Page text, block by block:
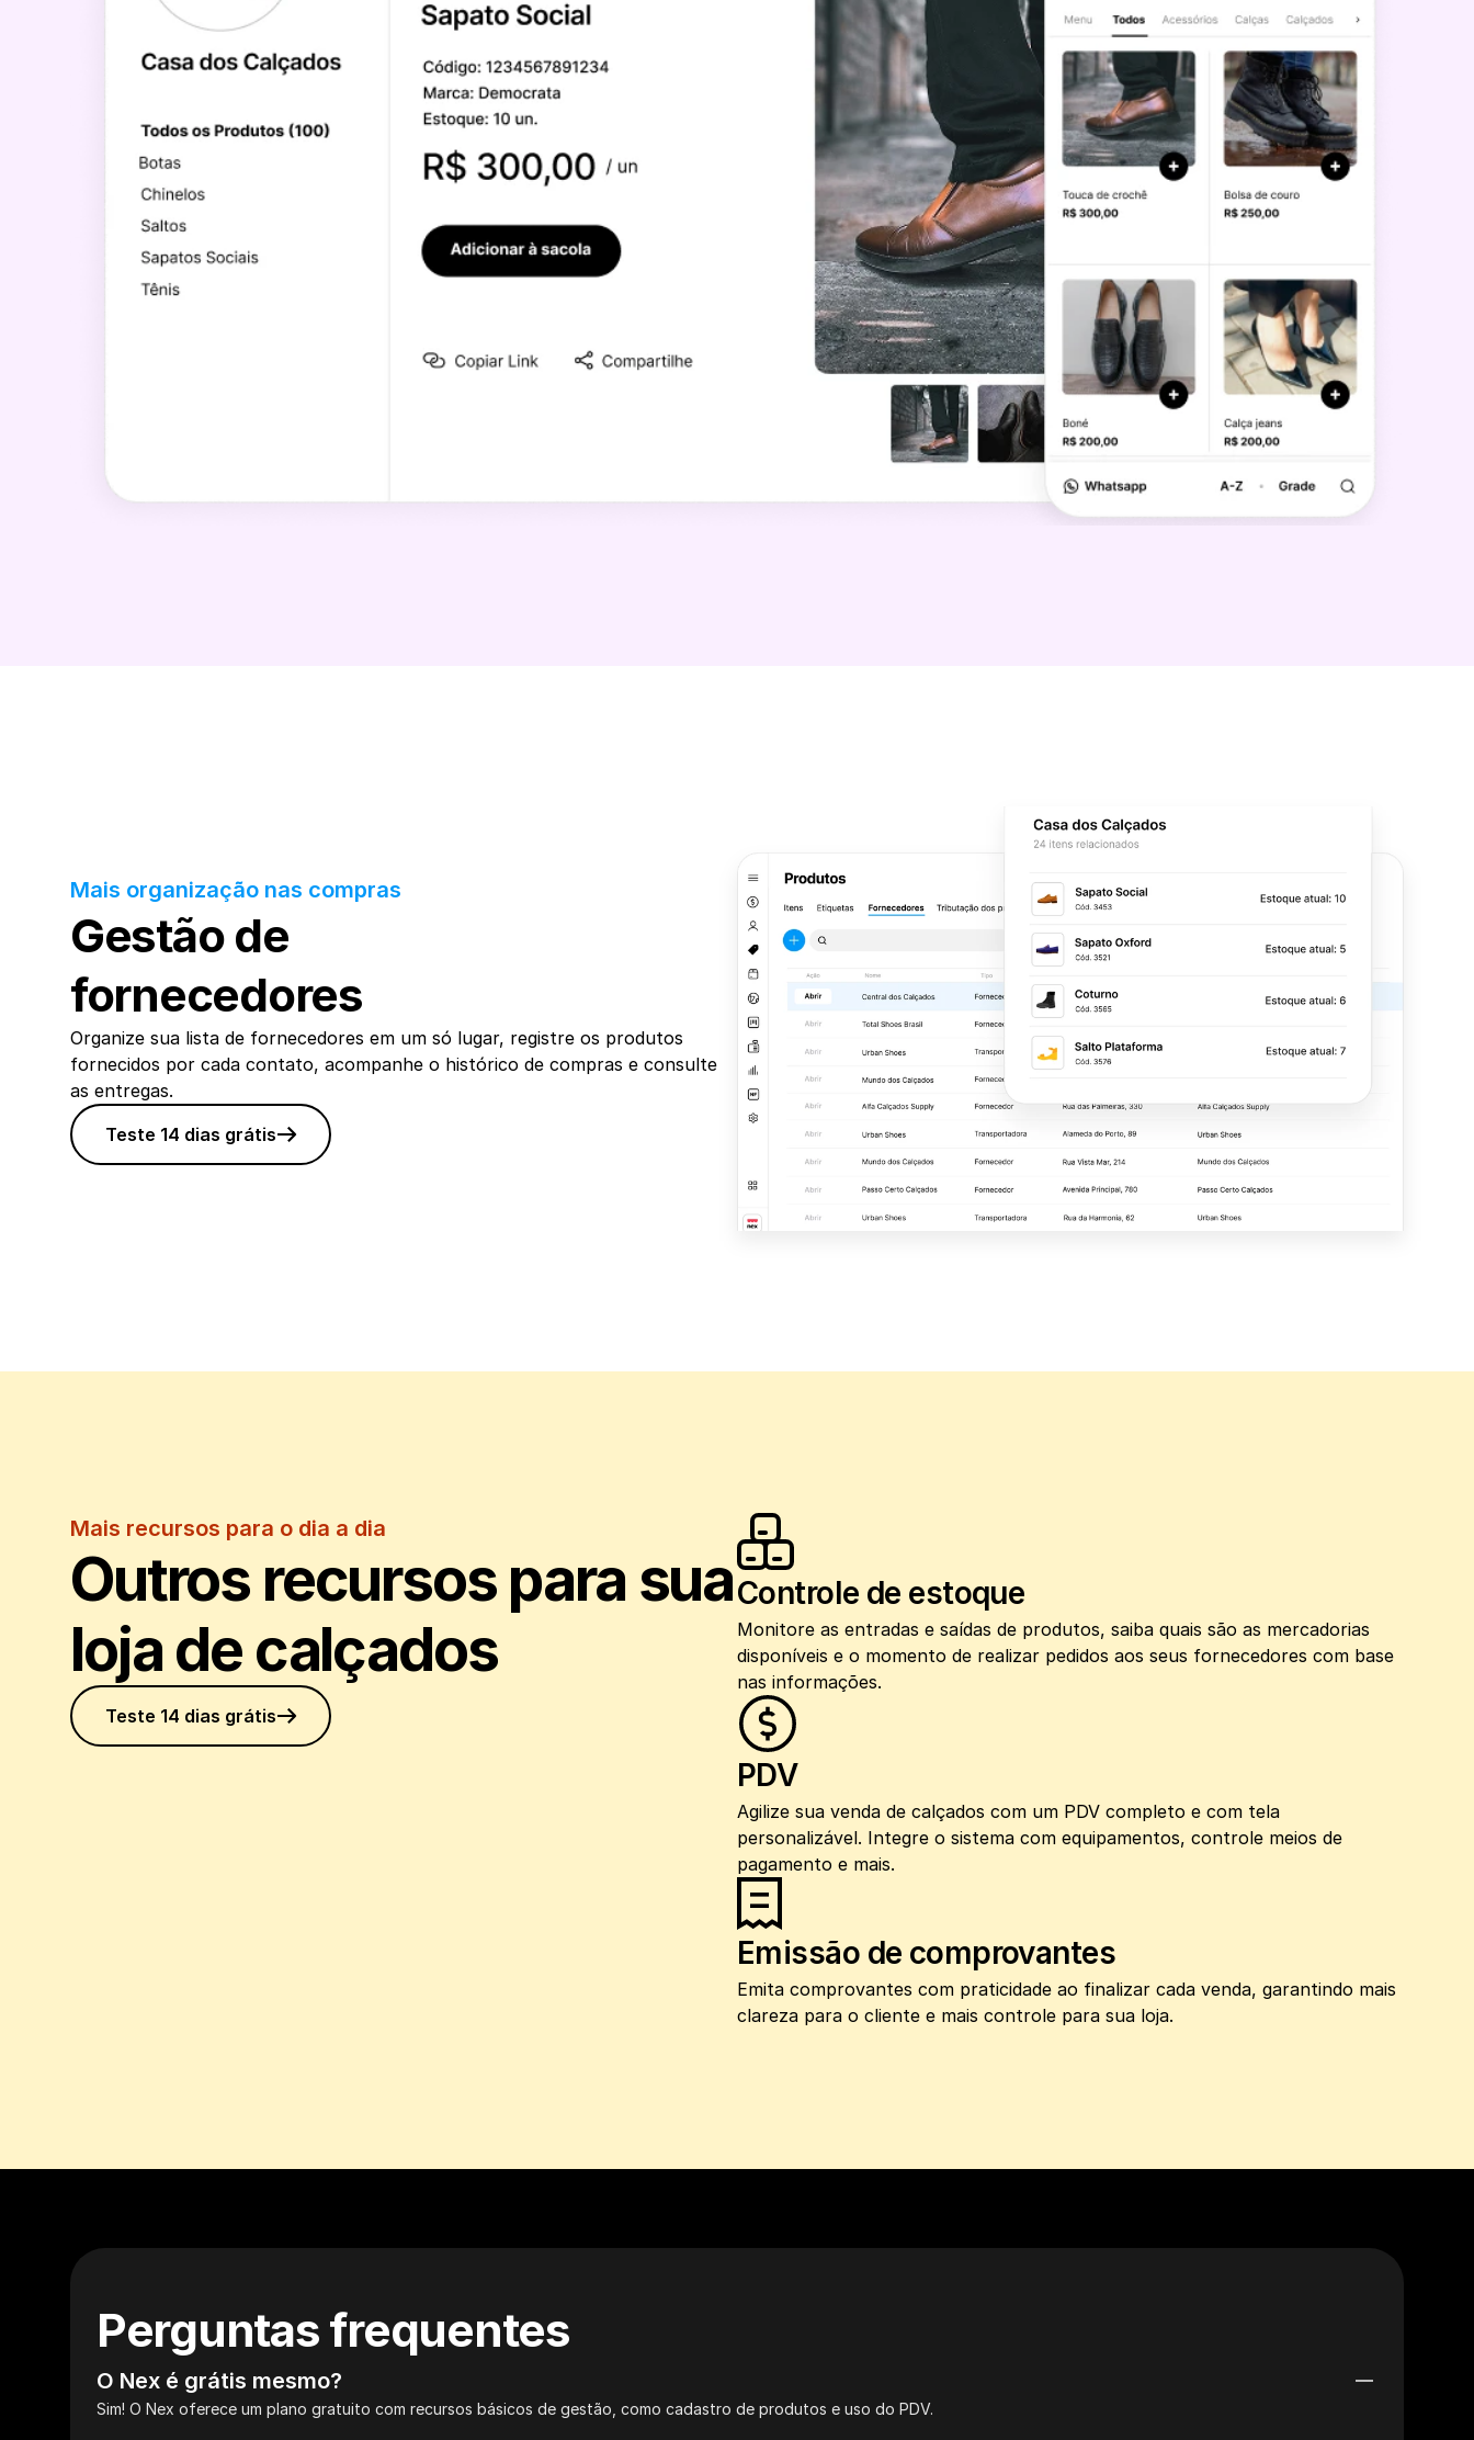
Mais organização nas compras
Gestão de
fornecedores
Organize sua lista de fornecedores em um só lugar, registre os produtos
fornecidos por cada contato, acompanhe o histórico de compras e consulte
as entregas.
Teste 14 dias grátis
Mais recursos para o dia a dia
Outros recursos para sua
loja de calçados
Teste 14 dias grátis
Controle de estoque
Monitore as entradas e saídas de produtos, saiba quais são as mercadorias
disponíveis e o momento de realizar pedidos aos seus fornecedores com base
nas informações.
PDV
Agilize sua venda de calçados com um PDV completo e com tela
personalizável. Integre o sistema com equipamentos, controle meios de
pagamento e mais.
Emissão de comprovantes
Emita comprovantes com praticidade ao finalizar cada venda, garantindo mais
clareza para o cliente e mais controle para sua loja.
Perguntas frequentes
O Nex é grátis mesmo?
Sim! O Nex oferece um plano gratuito com recursos básicos de gestão, como cadastro de produtos e uso do PDV.